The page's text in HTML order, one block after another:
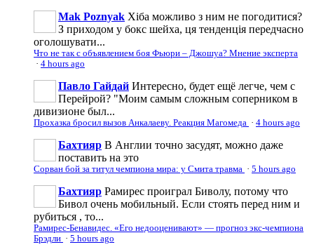
Mak Poznyak Хіба можливо з ним не погодитися?
З приходом у бокс шейха, ця тенденція передчасно
оголошувати...
Что не так с объявлением боя Фьюри – Джошуа? Мнение эксперта
· 4 hours ago
Павло Гайдай Интересно, будет ещё легче, чем с
Перейрой? "Моим самым сложным соперником в
дивизионе был...
Прохазка бросил вызов Анкалаеву. Реакция Магомеда · 4 hours ago
Бахтияр В Англии точно засудят, можно даже
поставить на это
Сорван бой за титул чемпиона мира: у Смита травма · 5 hours ago
Бахтияр Рамирес проиграл Биволу, потому что
Бивол очень мобильный. Если стоять перед ним и
рубиться , то...
Рамирес-Бенавидес. «Его недооценивают» — прогноз экс-чемпиона
Брэдли · 5 hours ago